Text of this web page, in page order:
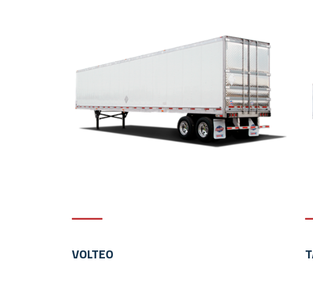
REFRIGERADO
Brinda bajo costo de operación y mayor
rendimiento gracias a su insulado de un solo
disparo (360°), único en cajas de este tipo.
VOLTEO